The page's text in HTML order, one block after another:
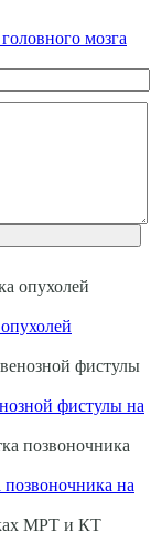
мозга
фистулы на
позвоночника на